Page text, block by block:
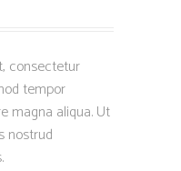
consectetur
tempor
magna aliqua. Ut
nostrud